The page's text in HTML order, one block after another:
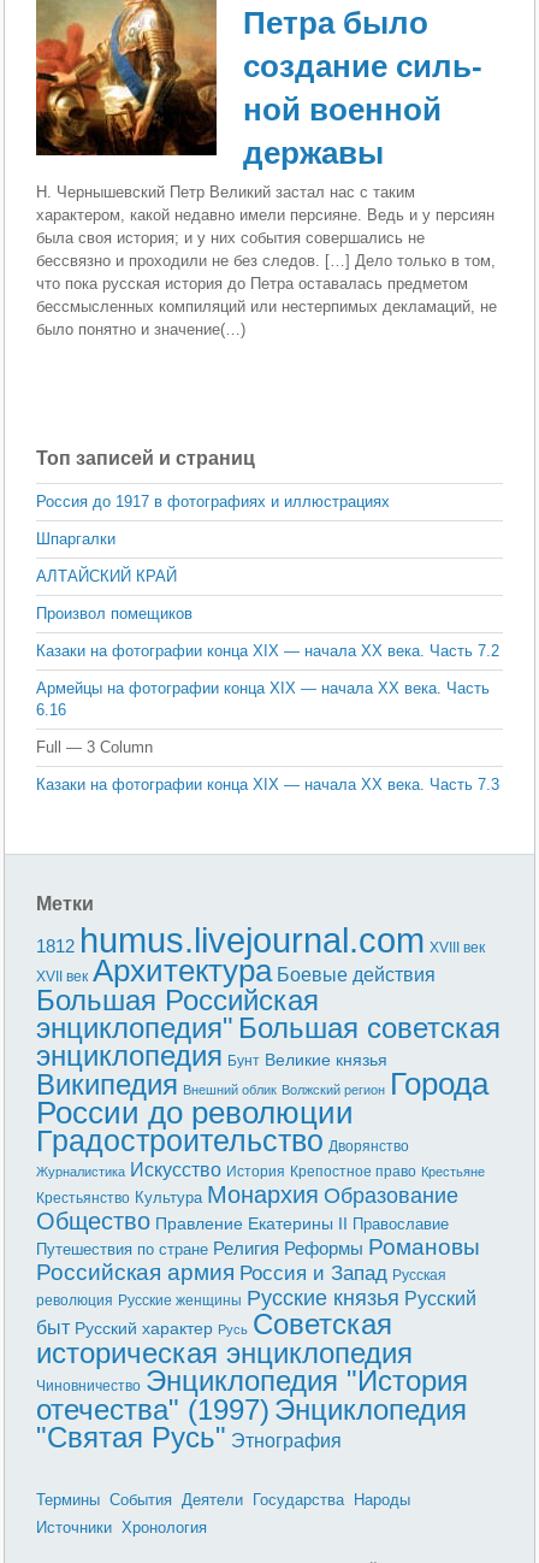
Петра было
создание силь­
ной военной
державы
Н. Чернышевский Петр Великий застал нас с таким
характером, какой недавно имели персияне. Ведь и у персиян
была своя история; и у них события совершались не
бессвязно и проходили не без следов. […] Дело только в том,
что пока русская история до Пет­ра оставалась предметом
бессмысленных компиляций или нестерпимых декламаций, не
было понятно и зна­чение(…)
Топ записей и страниц
Россия до 1917 в фотографиях и иллюстрациях
Шпаргалки
АЛТАЙСКИЙ КРАЙ
Произвол помещиков
Казаки на фотографии конца ХIX — начала XX века. Часть 7.2
Армейцы на фотографии конца ХIX — начала XX века. Часть
6.16
Full — 3 Column
Казаки на фотографии конца ХIX — начала XX века. Часть 7.3
Метки
1812 humus.livejournal.com XVIII век
XVII век Архитектура Боевые действия
Большая Российская
энциклопедия" Большая советская
энциклопедия Бунт Великие князья
Википедия Внешний облик Волжский регион Города
России до революции
Градостроительство Дворянство
Журналистика Искусство История Крепостное право Крестьяне
Крестьянство Культура Монархия Образование
Общество Правление Екатерины II Православие
Путешествия по стране Религия Реформы Романовы
Российская армия Россия и Запад Русская
революция Русские женщины Русские князья Русский
быт Русский характер Русь Советская
историческая энциклопедия
Чиновничество Энциклопедия "История
отечества" (1997) Энциклопедия
"Святая Русь" Этнография
Термины События Деятели Государства
Народы
Источники Хронология